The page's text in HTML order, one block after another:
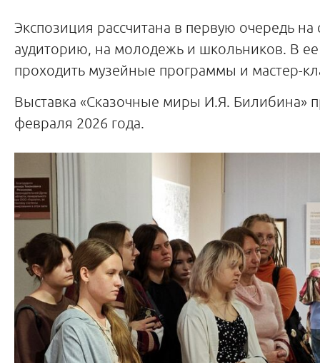
Экспозиция рассчитана в первую очередь
аудиторию, на молодежь и школьников. В ее
проходить музейные программы и мастер-
Выставка «Сказочные миры И.Я. Билибина»
февраля 2026 года.